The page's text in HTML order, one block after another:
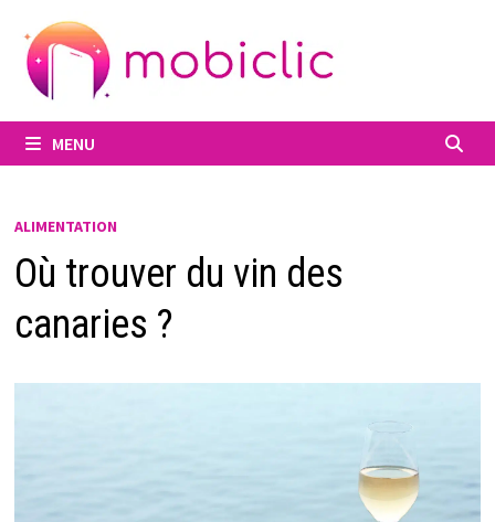
contenu
MENU
ALIMENTATION
Où trouver du vin des
canaries ?